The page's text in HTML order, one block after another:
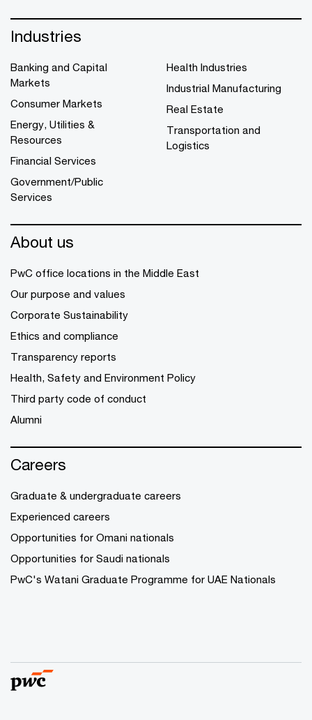
Industries
Banking and Capital
Markets
Consumer Markets
Energy, Utilities &
Resources
Financial Services
Government/Public
Services
Health Industries
Industrial Manufacturing
Real Estate
Transportation and
Logistics
About us
PwC office locations in the Middle East
Our purpose and values
Corporate Sustainability
Ethics and compliance
Transparency reports
Health, Safety and Environment Policy
Third party code of conduct
Alumni
Careers
Graduate & undergraduate careers
Experienced careers
Opportunities for Omani nationals
Opportunities for Saudi nationals
PwC's Watani Graduate Programme for UAE Nationals